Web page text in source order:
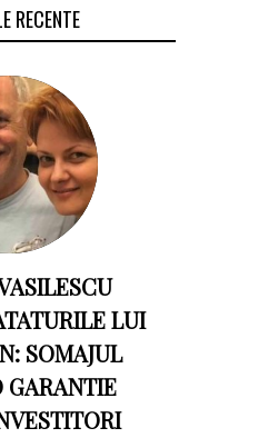
RECENTE
LUI
SOMAJUL
GARANTIE